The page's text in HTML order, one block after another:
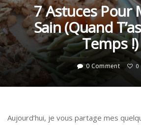
7 Astuces Pour
Sain (quand
Temps !)
0 Comment 0
Aujourd’hui, je vous partage mes